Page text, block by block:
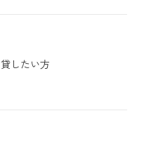
貸したい方